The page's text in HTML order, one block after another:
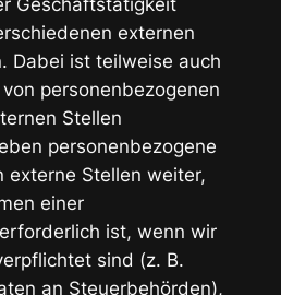
Geschäftstätigkeit
externen
Dabei ist teilweise auch
personenbezogenen
Stellen
personenbezogene
externe Stellen weiter,
einer
ist, wenn wir
sind (z. B.
an Steuerbehörden),